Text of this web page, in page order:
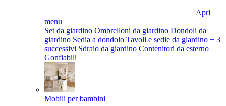
Apri
menu
Set da giardino Ombrelloni da giardino Dondoli da
giardino Sedia a dondolo Tavoli e sedie da giardino + 3
successivi Sdraio da giardino Contenitori da esterno
Gonfiabili
Mobili per bambini